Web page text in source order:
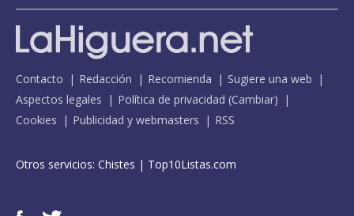
Contacto Redacción Recomienda
Sugiere una web
Aspectos legales
Política de privacidad (Cambiar)
Cookies
Publicidad y webmasters RSS
Otros servicios: Chistes | Top10Listas.com